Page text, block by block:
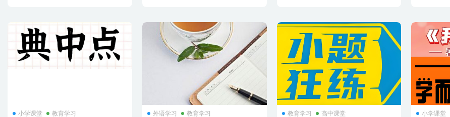
小学课堂 教育学习 外语学习 教育学习 教育学习 高中课堂 小学课堂